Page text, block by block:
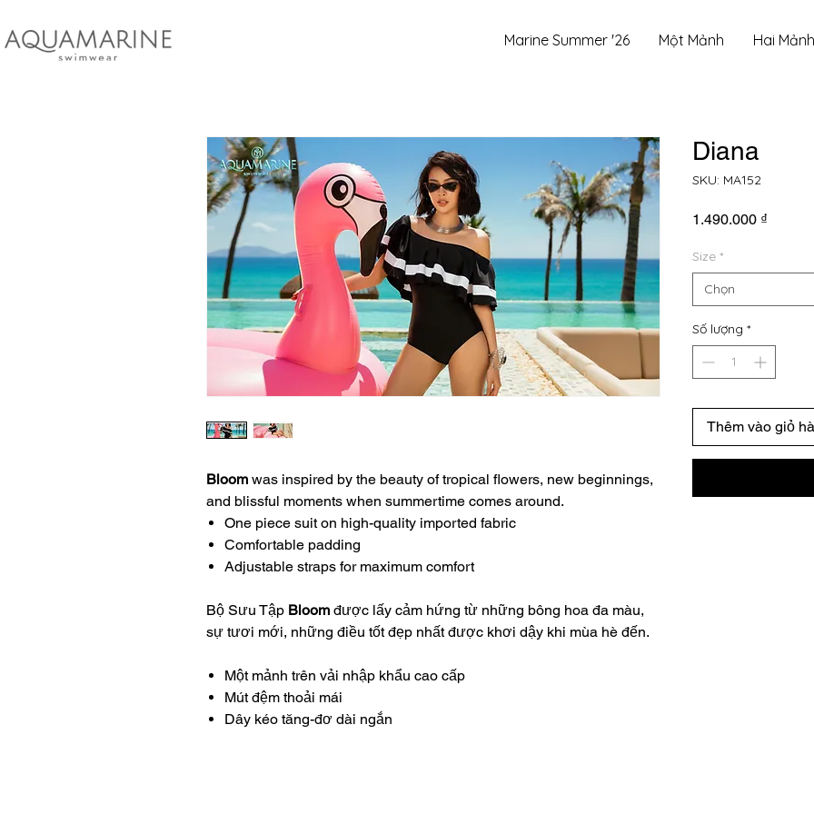
Marine Summer '26 Một Mảnh Hai Mảnh
Bloom was inspired by the beauty of tropical flowers, new beginnings,
and blissful moments when summertime comes around.
One piece suit on high-quality imported fabric
Comfortable padding
Adjustable straps for maximum comfort
Bộ Sưu Tập Bloom được lấy cảm hứng từ những bông hoa đa màu,
sự tươi mới, những điều tốt đẹp nhất được khơi dậy khi mùa hè đến.
Một mảnh trên vải nhập khẩu cao cấp
Mút đệm thoải mái
Dây kéo tăng-đơ dài ngắn
Diana
SKU: MA152
1.490.000 ₫
Size *
Chọn
Số lượng *
Thêm vào giỏ